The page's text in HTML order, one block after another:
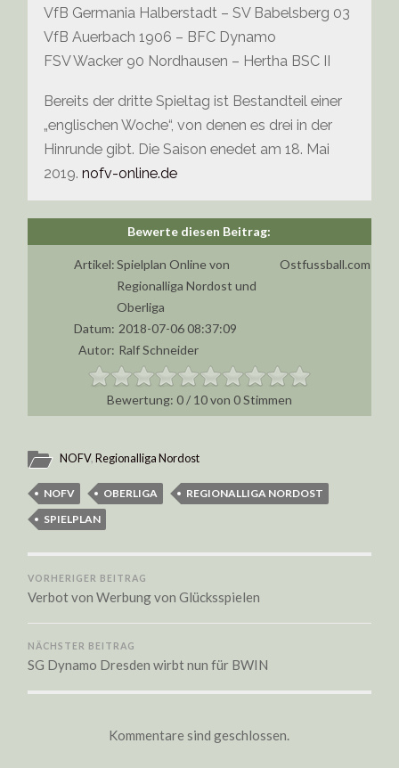
VfB Germania Halberstadt – SV Babelsberg 03
VfB Auerbach 1906 – BFC Dynamo
FSV Wacker 90 Nordhausen – Hertha BSC II
Bereits der dritte Spieltag ist Bestandteil einer
„englischen Woche“, von denen es drei in der
Hinrunde gibt. Die Saison enedet am 18. Mai
2019.nofv-online.de
Artikel:Spielplan Online von
Regionalliga Nordost und
Oberliga
Ostfussball.com
Datum: 2018-07-06 08:37:09
Autor: Ralf Schneider
0/ 10von 0Stimmen
NOFV,Regionalliga Nordost
NOFV OBERLIGA
REGIONALLIGA NORDOST
SPIELPLAN
VORHERIGER BEITRAG
Verbot von Werbung von Glücksspielen
NÄCHSTER BEITRAG
SG Dynamo Dresden wirbt nun für BWIN
Kommentare sind geschlossen.